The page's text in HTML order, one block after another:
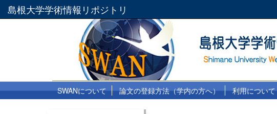
島根大学学術情報リポジトリ
SWANについて 論文の登録方法（学内の方へ） 利用について